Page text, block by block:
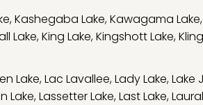
,Kashegaba Lake,Kawagama Lake,
Lake,King Lake,Kingshott Lake,
Lake,Lac Lavallee,Lady Lake,Lake
Lake,Lassetter Lake,Last Lake,